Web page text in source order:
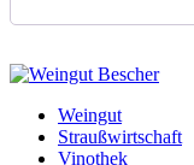
Weingut
Straußwirtschaft
Vinothek